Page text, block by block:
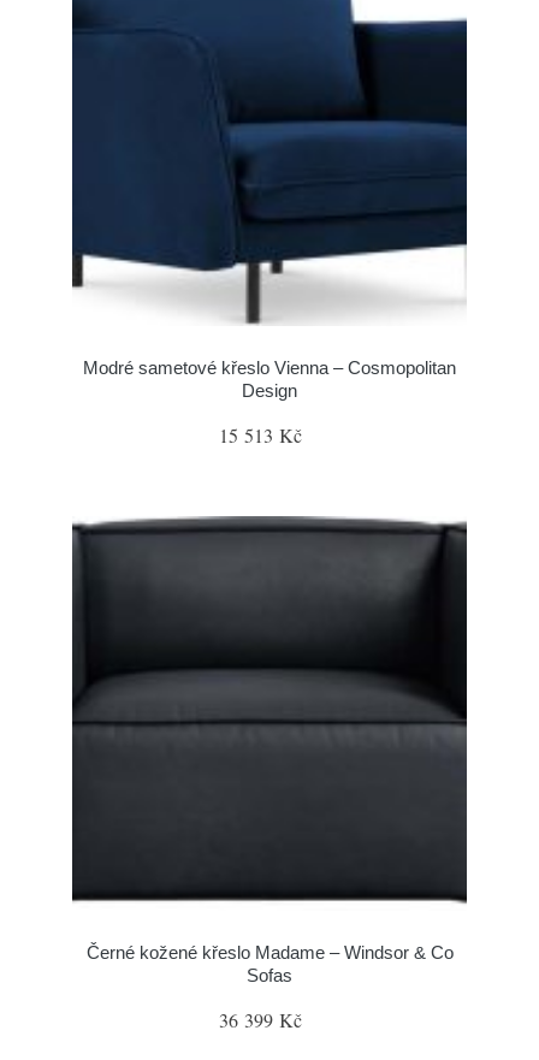
Modré sametové křeslo Vienna – Cosmopolitan
Design
15 513 Kč
Černé kožené křeslo Madame – Windsor & Co
Sofas
36 399 Kč